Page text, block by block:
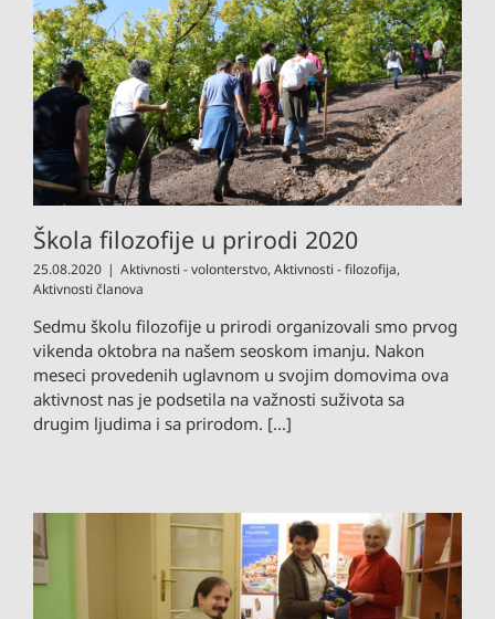
Škola filozofije u prirodi 2020
25.08.2020 | Aktivnosti - volonterstvo, Aktivnosti - filozofija,
Aktivnosti članova
Sedmu školu filozofije u prirodi organizovali smo prvog
vikenda oktobra na našem seoskom imanju. Nakon
meseci provedenih uglavnom u svojim domovima ova
aktivnost nas je podsetila na važnosti suživota sa
drugim ljudima i sa prirodom. [...]